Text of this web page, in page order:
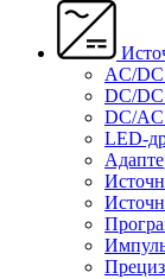
AC/
DC/DC
DC/
LED-